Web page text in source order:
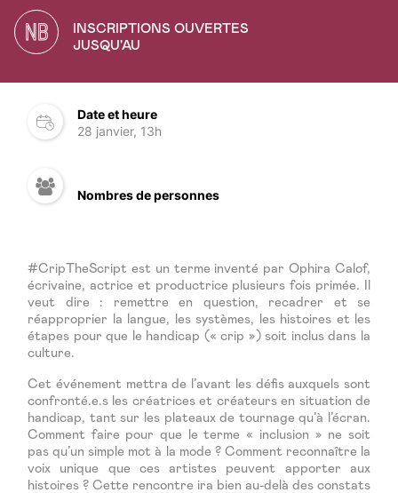
NB
INSCRIPTIONS OUVERTES
JUSQU'AU
Date et heure
28 janvier, 13h
Nombres de personnes
#CripTheScript est un terme inventé par Ophira Calof,
écrivaine, actrice et productrice plusieurs fois primée. Il
veut dire : remettre en question, recadrer et se
réapproprier la langue, les systèmes, les histoires et les
étapes pour que le handicap (« crip ») soit inclus dans la
culture.
Cet événement mettra de l’avant les défis auxquels sont
confronté.e.s les créatrices et créateurs en situation de
handicap, tant sur les plateaux de tournage qu’à l’écran.
Comment faire pour que le terme « inclusion » ne soit
pas qu’un simple mot à la mode ? Comment reconnaître la
voix unique que ces artistes peuvent apporter aux
histoires ? Cette rencontre ira bien au-delà des constats